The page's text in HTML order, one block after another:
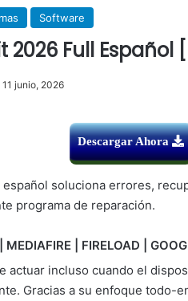
Software
2026 Full Español
junio, 2026
Descargar Ahora
español soluciona errores,
programa de reparación.
MEDIAFIRE | FIRELOAD |
actuar incluso cuando el
Gracias a su enfoque todo-